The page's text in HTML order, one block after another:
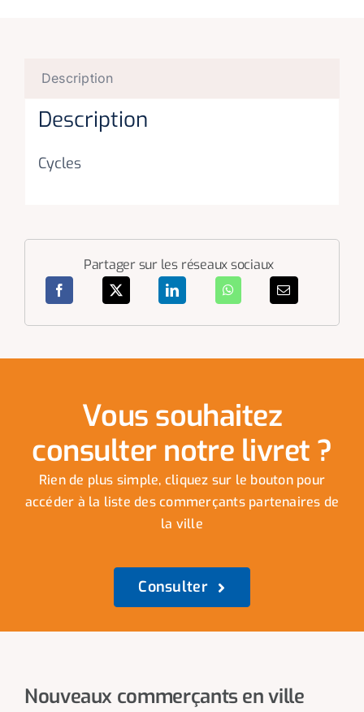
Description
Description
Cycles
Partager sur les réseaux sociaux
Vous souhaitez
consulter notre livret ?
Rien de plus simple, cliquez sur le bouton pour
accéder à la liste des commerçants partenaires de
la ville
Consulter
Nouveaux commerçants en ville